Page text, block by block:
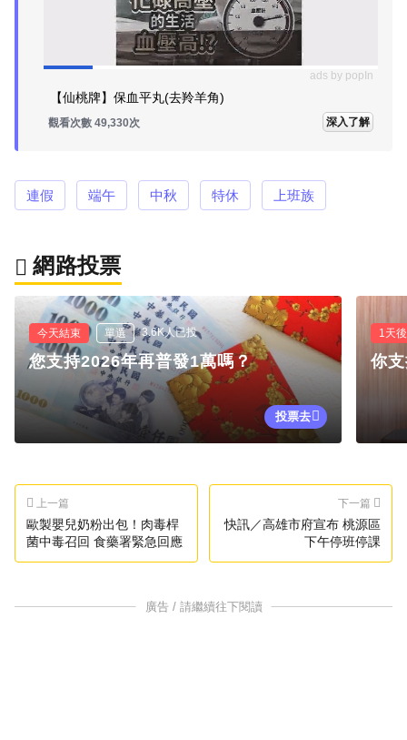
ads by popIn
【仙桃牌】保血平丸(去羚羊角)
觀看次數 49,330次 深入了解
連假 端午 中秋 特休 上班族
網路投票
今天結束 單選 3.6K人已投
您支持2026年再普發1萬嗎？
投票去
1天
你
上一篇
歐製嬰兒奶粉出包！肉毒桿
菌中毒召回 食藥署緊急回應
下一篇
快訊／高雄市府宣布 桃源區
下午停班停課
廣告 / 請繼續往下閱讀